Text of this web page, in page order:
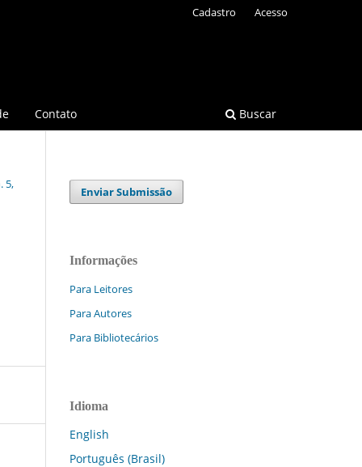
Contato Buscar
Cadastro Acesso
5,
Enviar Submissão
Informações
Para Leitores
Para Autores
Para Bibliotecários
Idioma
English
Português (Brasil)